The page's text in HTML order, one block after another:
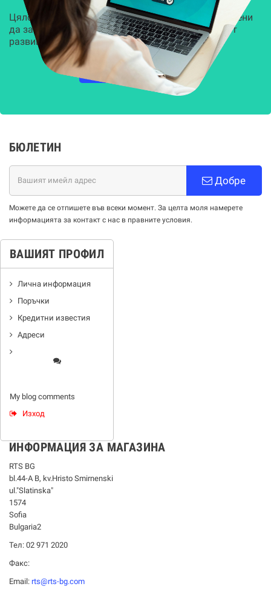
Цялостни, задвижвани от AI решения, предназначени
да защитят всеки слой на вашата организация от
развиващите се киберзаплахи.
НАУЧЕТЕ ПОВЕЧЕ
БЮЛЕТИН
Добре
Можете да се отпишете във всеки момент. За целта моля намерете
информацията за контакт с нас в правните условия.
ВАШИЯТ ПРОФИЛ
Лична информация
Поръчки
Кредитни известия
Адреси
My blog comments
Изход
ИНФОРМАЦИЯ ЗА МАГАЗИНА
RTS BG
bl.44-А В, kv.Hristo Smirnenski
ul."Slatinska"
1574
Sofia
Bulgaria2
Тел: 02 971 2020
Факс:
Email: rts@rts-bg.com